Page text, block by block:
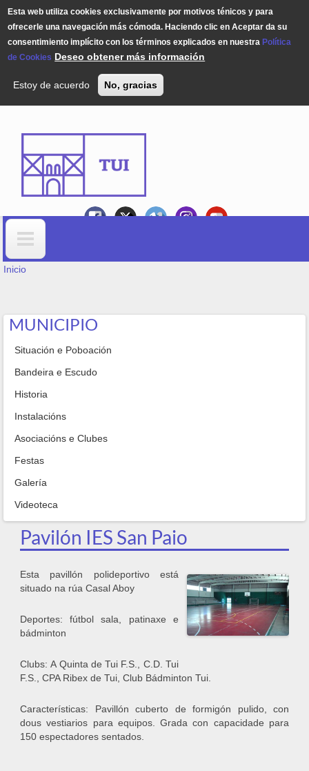
Esta web utiliza cookies exclusivamente por motivos ténicos y para
ofrecerle una navegación más cómoda. Haciendo clic en Aceptar da su
consentimiento implícito con los términos explicados en nuestra Política
de Cookies Deseo obtener más información
Estoy de acuerdo No, gracias
Formulario de búsqueda
USTED ESTÁ AQUÍ
Inicio
MUNICIPIO
Situación e Poboación
Bandeira e Escudo
Historia
Instalacións
Asociacións e Clubes
Festas
Galería
Videoteca
Pavilón IES San Paio
Esta pavillón polideportivo está
situado na rúa Casal Aboy
Deportes: fútbol sala, patinaxe e
bádminton
Clubs: A Quinta de Tui F.S., C.D. Tui
F.S., CPA Ribex de Tui, Club Bádminton Tui.
Características: Pavillón cuberto de formigón pulido, con
dous vestiarios para equipos. Grada con capacidade para
150 espectadores sentados.